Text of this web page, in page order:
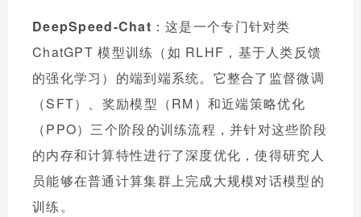
DeepSpeed-Chat ：这是一个专门针对类
ChatGPT 模型训练（如 RLHF，基于人类反馈
的强化学习）的端到端系统。它整合了监督微调
（SFT）、奖励模型（RM）和近端策略优化
（PPO）三个阶段的训练流程，并针对这些阶段
的内存和计算特性进行了深度优化，使得研究人
员能够在普通计算集群上完成大规模对话模型的
训练。